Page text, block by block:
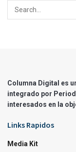
Columna Digital es
integrado por
interesados en la
Links Rapidos
Media Kit